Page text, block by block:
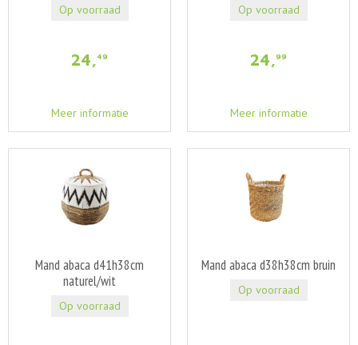
24,49
Meer informatie
Op voorraad
24,99
Meer informatie
Op voorraad
Mand abaca d41h38cm
naturel/wit
Op voorraad
Mand abaca d38h38cm bruin
Op voorraad